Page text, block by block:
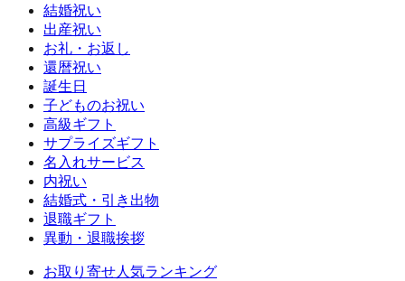
結婚祝い
出産祝い
お礼・お返し
還暦祝い
誕生日
子どものお祝い
高級ギフト
サプライズギフト
名入れサービス
内祝い
結婚式・引き出物
退職ギフト
異動・退職挨拶
お取り寄せ人気ランキング